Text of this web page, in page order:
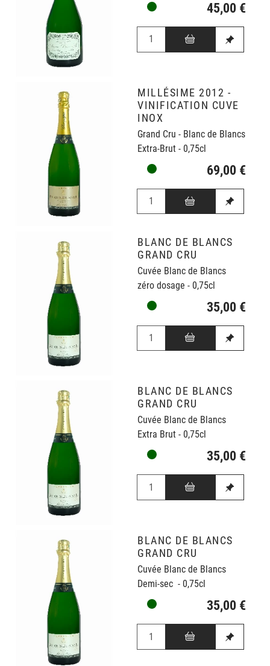
45,00 €
MILLÉSIME 2012 -
VINIFICATION CUVE
INOX
Grand Cru - Blanc de Blancs
Extra-Brut - 0,75cl
69,00 €
BLANC DE BLANCS
GRAND CRU
Cuvée Blanc de Blancs
zéro dosage - 0,75cl
35,00 €
BLANC DE BLANCS
GRAND CRU
Cuvée Blanc de Blancs
Extra Brut - 0,75cl
35,00 €
BLANC DE BLANCS
GRAND CRU
Cuvée Blanc de Blancs
Demi-sec - 0,75cl
35,00 €